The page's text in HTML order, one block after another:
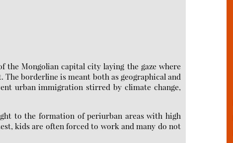
the Mongolian capital city laying the gaze where
borderline is meant both as geographical and
urban immigration stirred by climate change,
to the formation of periurban areas with high
kids are often forced to work and many do not